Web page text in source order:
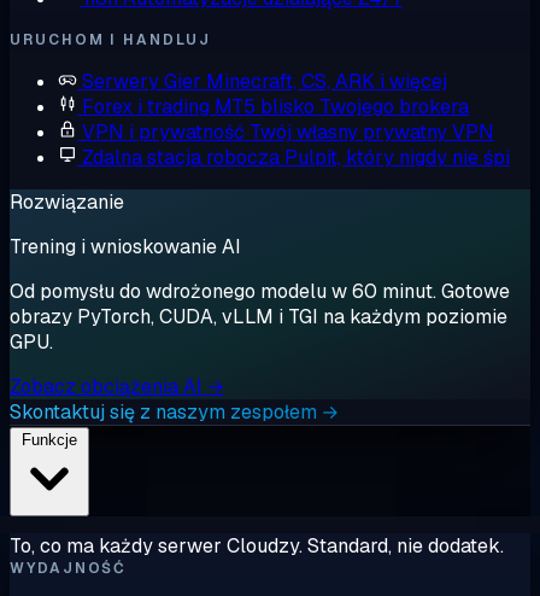
URUCHOM I HANDLUJ
Serwery Gier Minecraft, CS, ARK i więcej
Forex i trading MT5 blisko Twojego brokera
VPN i prywatność Twój własny prywatny VPN
Zdalna stacja robocza Pulpit, który nigdy nie śpi
Rozwiązanie
Trening i wnioskowanie AI
Od pomysłu do wdrożonego modelu w 60 minut. Gotowe
obrazy PyTorch, CUDA, vLLM i TGI na każdym poziomie
GPU.
Zobacz obciążenia AI →
Skontaktuj się z naszym zespołem →
To, co ma każdy serwer Cloudzy. Standard, nie dodatek.
WYDAJNOŚĆ